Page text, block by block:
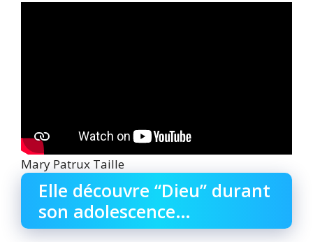
Mary Patrux Taille
Elle découvre “Dieu” durant
son adolescence…